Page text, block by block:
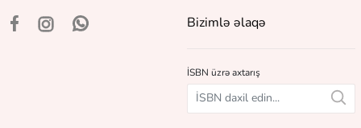
Bizimlə əlaqə
İSBN üzrə axtarış